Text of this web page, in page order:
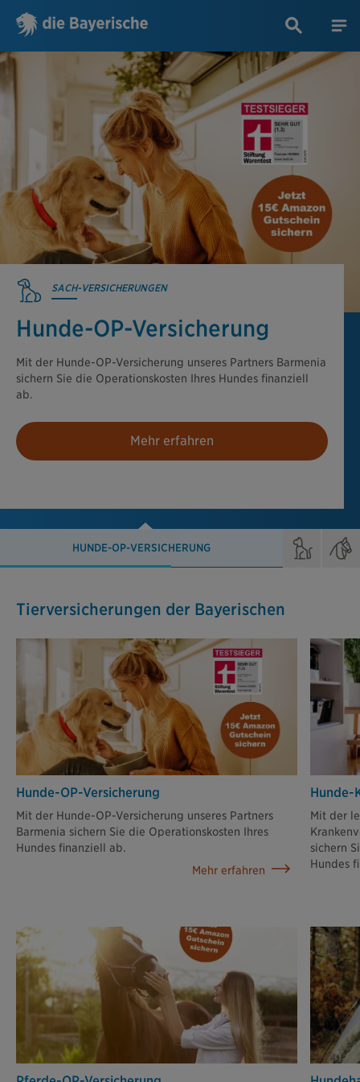
SACH-VERSICHERUNGEN
Hunde-OP-Versicherung
Mit der Hunde-OP-Versicherung unseres Partners Barmenia
sichern Sie die Operationskosten Ihres Hundes finanziell
ab.
Mehr erfahren
HUNDE-OP-VERSICHERUNG
Tierversicherungen der Bayerischen
Hunde-OP-Versicherung
Mit der Hunde-OP-Versicherung unseres Partners
Barmenia sichern Sie die Operationskosten Ihres
Hundes finanziell ab.
Mehr erfahren
Hunde-
Mit der
sichern
Hundes